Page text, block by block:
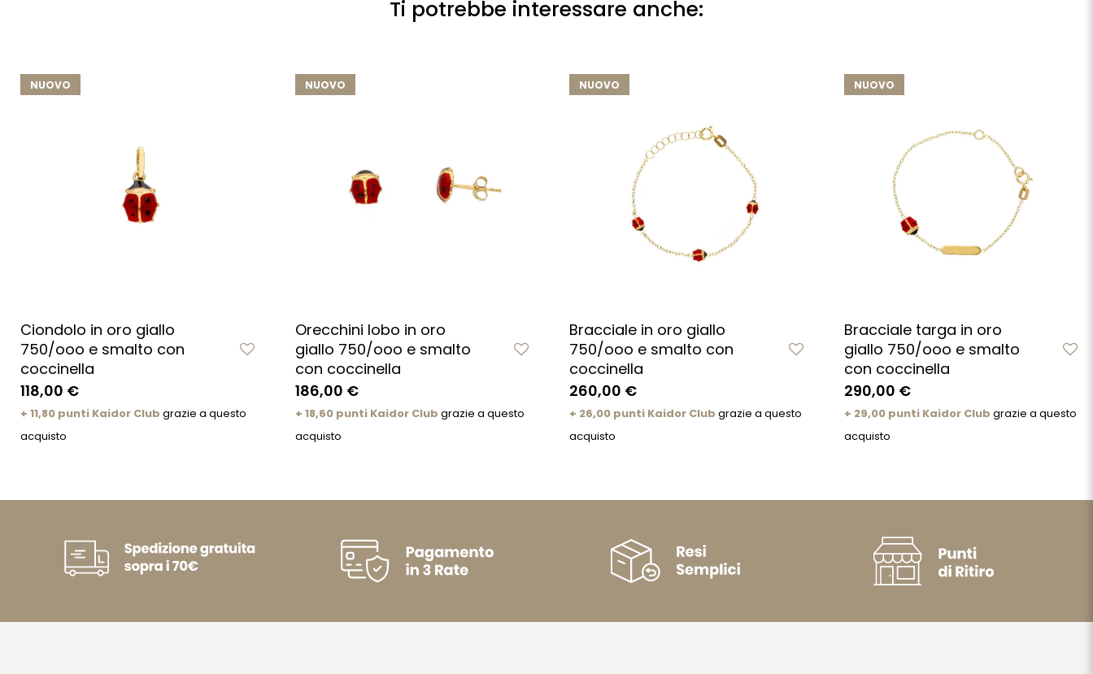
Ti potrebbe interessare anche:
NUOVO
Ciondolo in oro giallo
750/ooo e smalto con
coccinella
118,00 €
+ 11,80 punti Kaidor Club grazie a questo
acquisto
NUOVO
Orecchini lobo in oro
giallo 750/ooo e smalto
con coccinella
186,00 €
+ 18,60 punti Kaidor Club grazie a questo
acquisto
NUOVO
Bracciale in oro giallo
750/ooo e smalto con
coccinella
260,00 €
+ 26,00 punti Kaidor Club grazie a questo
acquisto
NUOVO
Bracciale targa in oro
giallo 750/ooo e smalto
con coccinella
290,00 €
+ 29,00 punti Kaidor Club grazie a questo
acquisto